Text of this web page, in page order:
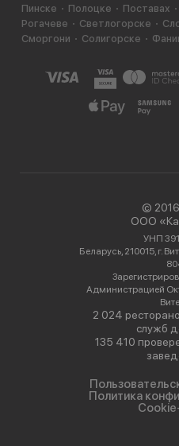
Пинске
Полоцке Поставах
Рогачеве
Светлогорске
Сморгони
Солигорске
©
ООО
УНП
Беларусь, 210015, г.
Администрацией
2 024
служб
135 410
Политика